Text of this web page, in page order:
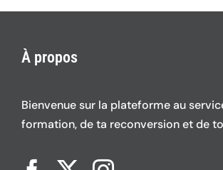
À propos
Bienvenue sur la plateforme au
formation, de ta reconversion et de